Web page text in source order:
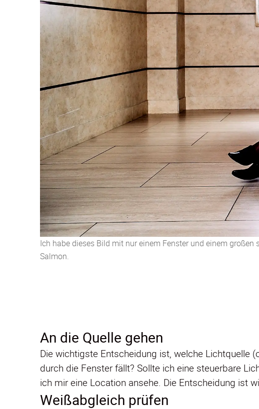
Ich habe dieses Bild mit nur einem Fenster und einem
Salmon.
An die Quelle gehen
Die wichtigste Entscheidung ist, welche Lichtquelle
durch die Fenster fällt? Sollte ich eine steuerbare
ich mir eine Location ansehe. Die Entscheidung ist
Weißabgleich prüfen